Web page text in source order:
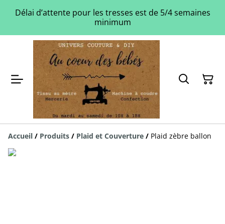
Délai d’attente pour les tresses est de 5/4 semaines
minimum
Accueil / Produits / Plaid et Couverture / Plaid zèbre ballon